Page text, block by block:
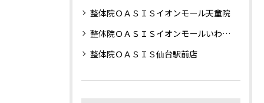
整体院ＯＡＳＩＳイオンモール天童院
整体院ＯＡＳＩＳイオンモールいわき小名浜院
整体院ＯＡＳＩＳ仙台駅前店